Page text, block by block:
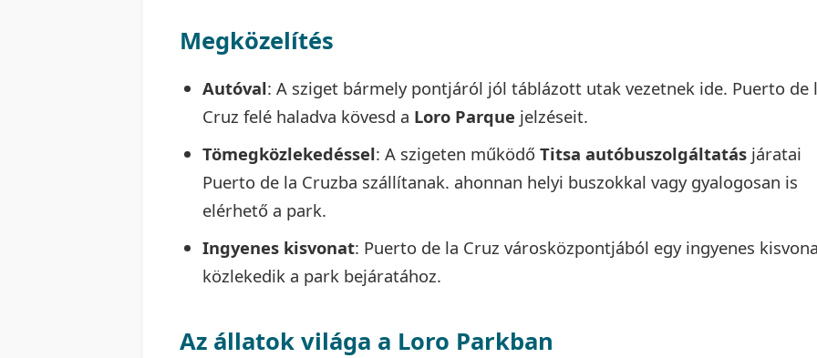
Megközelítés
Autóval: A sziget bármely pontjáról jól táblázott utak vezetnek ide. Puerto de
Cruz felé haladva kövesd a Loro Parque jelzéseit.
Tömegközlekedéssel: A szigeten működő Titsa autóbuszolgáltatás járatai
Puerto de la Cruzba szállítanak. ahonnan helyi buszokkal vagy gyalogosan is
elérhető a park.
Ingyenes kisvonat: Puerto de la Cruz városközpontjából egy ingyenes
közlekedik a park bejáratához.
Az állatok világa a Loro Parkban